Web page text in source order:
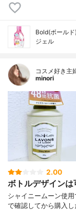
Bold(ボールド)
ジェル
コスメ好き主
minori
2.00
ボトルデザイン
シャイニームーン使
で確認してから購入し